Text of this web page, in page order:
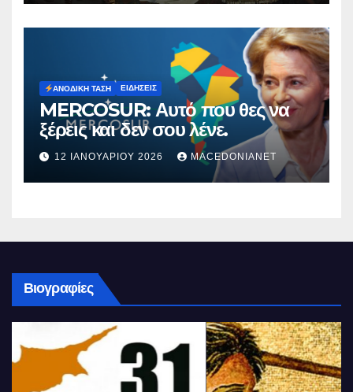
ΑΝΟΔΙΚΉ ΤΆΣΗ ΕΙΔΉΣΕΙΣ
MERCOSUR: Αυτό που θες να
ξέρεις και δεν σου λένε.
12 ΙΑΝΟΥΑΡΊΟΥ 2026 MACEDONIANET
Βιογραφίες